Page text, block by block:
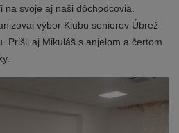
na svoje aj naši dôchodcovia.
výbor Klubu seniorov Úbrež
Prišli aj Mikuláš s anjelom a čertom